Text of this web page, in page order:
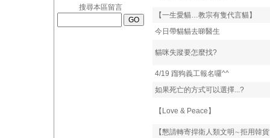
搜尋本區留言
【一生愛貓…教宗有隻代言貓】
今日帶貓貓去睇醫生
貓咪失蹤要怎麼找?
4/19 蹓狗義工報名囉^^
如果死亡的方式可以選擇...?
【Love & Peace】
【懇請轉寄捍衛人類文明∼拒用韓